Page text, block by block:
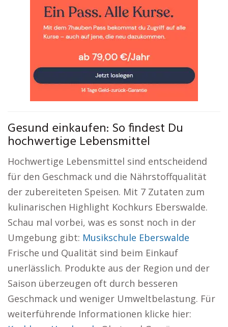
Gesund einkaufen: So findest Du
hochwertige Lebensmittel
Hochwertige Lebensmittel sind entscheidend
für den Geschmack und die Nährstoffqualität
der zubereiteten Speisen. Mit 7 Zutaten zum
kulinarischen Highlight Kochkurs Eberswalde.
Schau mal vorbei, was es sonst noch in der
Umgebung gibt: Musikschule Eberswalde
Frische und Qualität sind beim Einkauf
unerlässlich. Produkte aus der Region und der
Saison überzeugen oft durch besseren
Geschmack und weniger Umweltbelastung. Für
weiterführende Informationen klicke hier: